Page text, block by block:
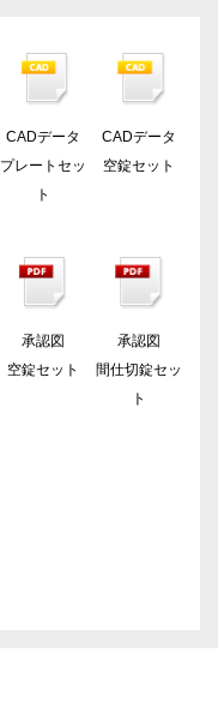
CADデータ
プレートセッ
ト
CADデータ
空錠セット
承認図
空錠セット
承認図
間仕切錠セッ
ト